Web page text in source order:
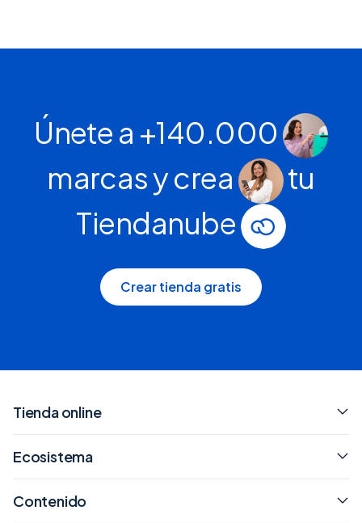
Únete a +140.000
marcas y crea
tu
Tiendanube
Crear tienda gratis
Tienda online
Ecosistema
Contenido